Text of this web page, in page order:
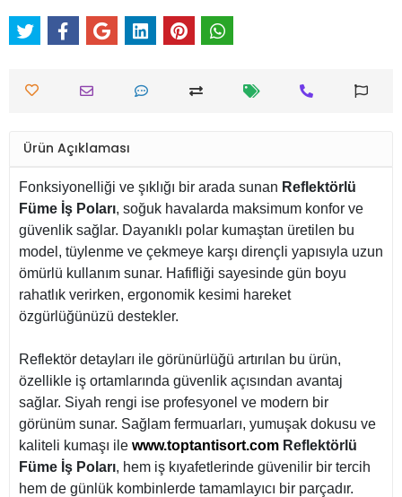
Ürün Açıklaması
Fonksiyonelliği ve şıklığı bir arada sunan Reflektörlü
Füme İş Poları, soğuk havalarda maksimum konfor ve
güvenlik sağlar. Dayanıklı polar kumaştan üretilen bu
model, tüylenme ve çekmeye karşı dirençli yapısıyla uzun
ömürlü kullanım sunar. Hafifliği sayesinde gün boyu
rahatlık verirken, ergonomik kesimi hareket
özgürlüğünüzü destekler.
Reflektör detayları ile görünürlüğü artırılan bu ürün,
özellikle iş ortamlarında güvenlik açısından avantaj
sağlar. Siyah rengi ise profesyonel ve modern bir
görünüm sunar. Sağlam fermuarları, yumuşak dokusu ve
kaliteli kumaşı ile www.toptantisort.com Reflektörlü
Füme İş Poları, hem iş kıyafetlerinde güvenilir bir tercih
hem de günlük kombinlerde tamamlayıcı bir parçadır.